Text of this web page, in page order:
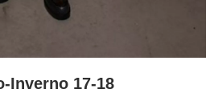
Inverno 17-18